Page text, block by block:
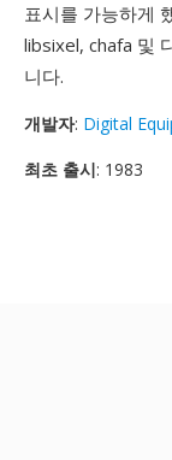
표시를 가능하게
libsixel, chafa 및
니다.
개발자: Digital
최초 출시: 1983